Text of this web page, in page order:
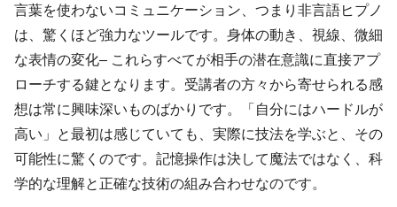
言葉を使わないコミュニケーション、つまり非言語ヒプノ
は、驚くほど強力なツールです。身体の動き、視線、微細
な表情の変化– これらすべてが相手の潜在意識に直接アプ
ローチする鍵となります。受講者の方々から寄せられる感
想は常に興味深いものばかりです。「自分にはハードルが
高い」と最初は感じていても、実際に技法を学ぶと、その
可能性に驚くのです。記憶操作は決して魔法ではなく、科
学的な理解と正確な技術の組み合わせなのです。